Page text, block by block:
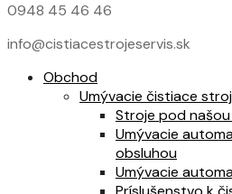
0948 45 46 46
info@cistiacestrojeservis.sk
Obchod
Umývacie čistiace
Stroje pod
Umývacie
obsluhou
Umývacie